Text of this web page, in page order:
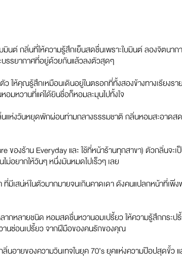
นต์ กลิ่นที่ให้ความรู้สึกเย็นสดชื่นเพราะใบมินต์ ลองจิตนา
บรรยากาศที่อยู่ด้วยกันแล้วลงตัวสุดๆ
ให้คุณรู้สึกเหมือนเดินอยู่ในตรอกที่ทั้งสองข้างทางเรียง
มหวานที่แค่ได้ยินชื่อก็หอมละมุนไปทั้งใจ
นแห่งวันหยุดพักผ่อนท่ามกลางธรรมชาติ กลิ่นหอมสะอาด
ของร้าน Everyday และ ใช้ที่หน้าร้านทุกสาขา) ตัวกลิ่นจ
อยากให้วันๆ หนึ่งมันหมดไปเร็วๆ เลย
เสน่ห์ในตัวมากมายจนเกินคาดเดา ดังคนแปลกหน้าที่เพิ่
กหลายชนิด หอมสดชื่นหวานอมเปรี้ยว ให้ความรู้สึกกระ
นซ่อนเปรี้ยว จากฝีมือของคนรักของคุณ
ายของความวินเทจในยุค 70’s ยุคแห่งความป๊อปสุดขั้ว